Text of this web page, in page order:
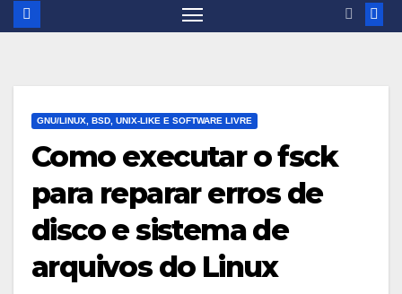
GNU/LINUX, BSD, UNIX-LIKE E SOFTWARE LIVRE
Como executar o fsck
para reparar erros de
disco e sistema de
arquivos do Linux